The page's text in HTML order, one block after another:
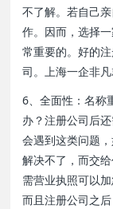
不了解。若自己
作。因而，选择
常重要的。好的
司。上海一企非
6、全面性：名称
办？注册公司后
会遇到这类问题
解决不了，而交
需营业执照可以
而且注册公司之